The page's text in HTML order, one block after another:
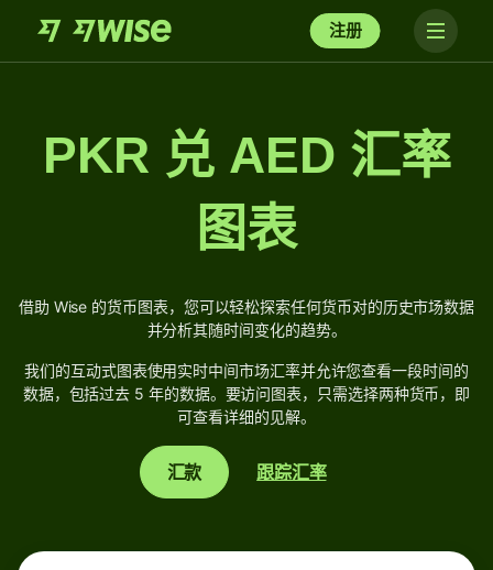
注册
PKR 兑 AED 汇率
图表
借助 Wise 的货币图表，您可以轻松探索任何货币对的历史市场数据
并分析其随时间变化的趋势。
我们的互动式图表使用实时中间市场汇率并允许您查看一段时间的
数据，包括过去 5 年的数据。要访问图表，只需选择两种货币，即
可查看详细的见解。
汇款 跟踪汇率